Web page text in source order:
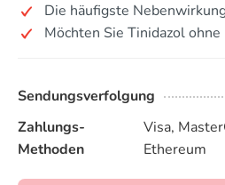
Die häufigste
Möchten Sie Tinidazol
Sendungsverfolgung
Zahlungs-
Methoden
Visa,
Ethereum